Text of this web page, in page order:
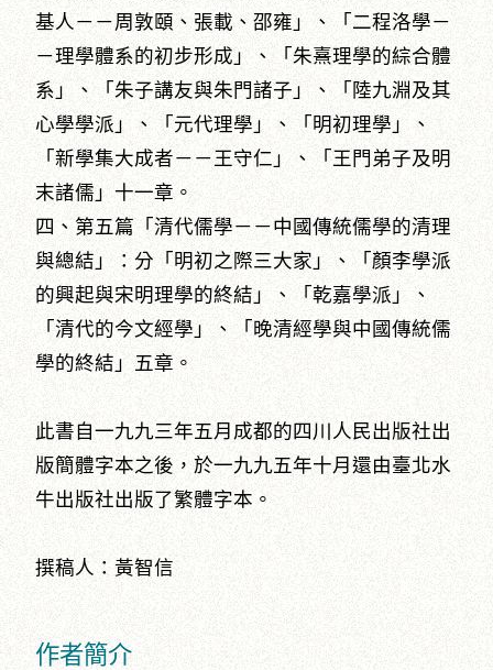
基人－－周敦頤、張載、邵雍」、「二程洛學－
－理學體系的初步形成」、「朱熹理學的綜合體
系」、「朱子講友與朱門諸子」、「陸九淵及其
心學學派」、「元代理學」、「明初理學」、
「新學集大成者－－王守仁」、「王門弟子及明
末諸儒」十一章。
四、第五篇「清代儒學－－中國傳統儒學的清理
與總結」：分「明初之際三大家」、「顏李學派
的興起與宋明理學的終結」、「乾嘉學派」、
「清代的今文經學」、「晚清經學與中國傳統儒
學的終結」五章。
此書自一九九三年五月成都的四川人民出版社出
版簡體字本之後，於一九九五年十月還由臺北水
牛出版社出版了繁體字本。
撰稿人：黃智信
作者簡介